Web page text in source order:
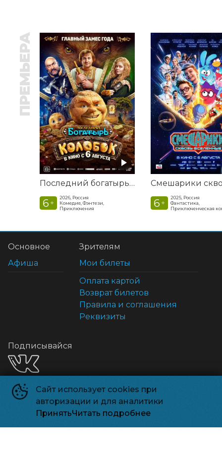
ПРЕМЬЕРА
Последний богатырь. Колобок
6 +
2026, Россия
Комедия, Фэнтези,
Приключения
6 +
2025, Россия
Фантастика,
Приключенческая
Сайт использует cookies при
авторизации и для аналитики
ПринятьЧитать подробнее
Основное
Афиша
Зрителям
Мои билеты
Оплата картой
Возврат билетов
Правила и соглашения
Реквизиты
Подписывайся
Способы оплаты